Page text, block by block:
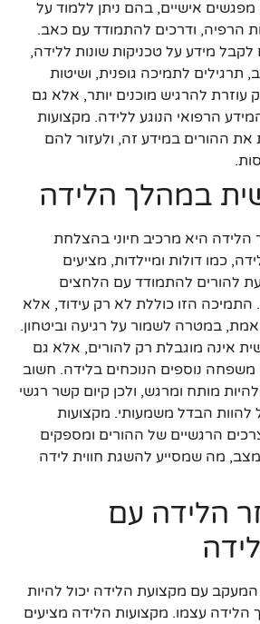
אישיים, בהם ניתן ללמוד על
הרפיה, ודרכים להתמודד עם כאב.
לקבל מידע על טכניקות שונות ללידה,
תרגילים לתמיכה גופנית, ושיטות
עוזרת להרגיש מוכנים יותר, אלא גם
הרפואי הנוגע ללידה. מקצועות
את ההורים במידע זה, ולעזור להם
במהלך הלידה
היא מרכיב חיוני בהצלחת
כמו דולות ומיילדות, מציעים
להורים להתמודד עם הלחצים
הזו כוללת לא רק עידוד, אלא
אמת, במטרה לשמור על רגיעה וביטחון.
אינה מוגבלת רק להורים, אלא גם
משפחה נוספים הנוכחים בלידה. חשוב
מותח ומרגש, ולכן קיום קשר רגשי
להוות הבדל משמעותי. מקצועות
הרגשיים של ההורים ומספקים
מה שמסייע להשגת חווית לידה
הלידה עם
עם מקצועת הלידה יכול להיות
עצמו. מקצועות הלידה מציעים